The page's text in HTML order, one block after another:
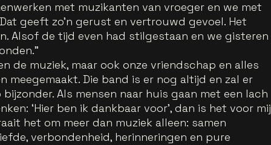
met muzikanten van vroeger en we met
geeft zo’n gerust en vertrouwd gevoel. Het
Alsof de tijd even had stilgestaan en we gisteren
de muziek, maar ook onze vriendschap en alles
meegemaakt. Die band is er nog altijd en zal er
Als mensen naar huis gaan met een lach
‘Hier ben ik dankbaar voor’, dan is het voor mij
het om meer dan muziek alleen: samen
verbondenheid, herinneringen en pure